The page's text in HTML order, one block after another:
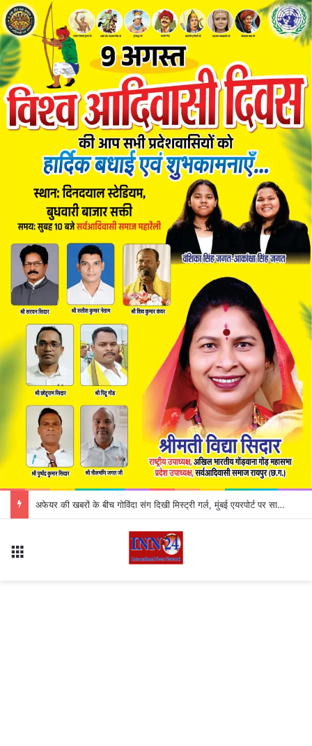
CG Liquor Shop Close : मदिरा प्रेमियों के लिए जरूरी खबर! इस दिन बंद रहेंगी सभी शराब दुकानें, कलेक्टर ने जारी किया आदेश; जानिए क्या है वजह